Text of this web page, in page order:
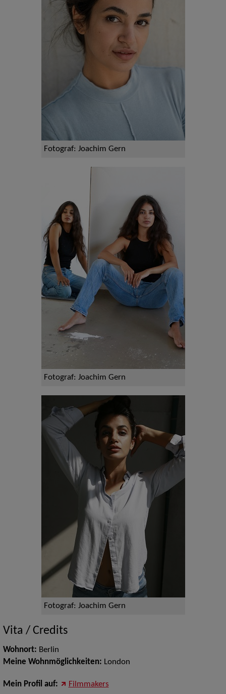
Fotograf: Joachim Gern
Fotograf: Joachim Gern
Fotograf: Joachim Gern
Vita / Credits
Wohnort: Berlin
Meine Wohnmöglichkeiten: London
Mein Profil auf: Filmmakers